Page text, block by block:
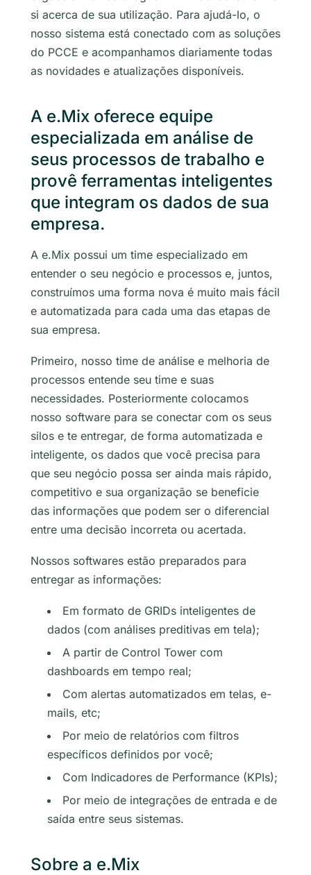
si acerca de sua utilização. Para ajudá-lo, o
nosso sistema está conectado com as soluções
do PCCE e acompanhamos diariamente todas
as novidades e atualizações disponíveis.
A e.Mix oferece equipe
especializada em análise de
seus processos de trabalho e
provê ferramentas inteligentes
que integram os dados de sua
empresa.
A e.Mix possui um time especializado em
entender o seu negócio e processos e, juntos,
construímos uma forma nova é muito mais fácil
e automatizada para cada uma das etapas de
sua empresa.
Primeiro, nosso time de análise e melhoria de
processos entende seu time e suas
necessidades. Posteriormente colocamos
nosso software para se conectar com os seus
silos e te entregar, de forma automatizada e
inteligente, os dados que você precisa para
que seu negócio possa ser ainda mais rápido,
competitivo e sua organização se beneficie
das informações que podem ser o diferencial
entre uma decisão incorreta ou acertada.
Nossos softwares estão preparados para
entregar as informações:
Em formato de GRIDs inteligentes de
dados (com análises preditivas em tela);
A partir de Control Tower com
dashboards em tempo real;
Com alertas automatizados em telas, e-
mails, etc;
Por meio de relatórios com filtros
específicos definidos por você;
Com Indicadores de Performance (KPIs);
Por meio de integrações de entrada e de
saída entre seus sistemas.
Sobre a e.Mix